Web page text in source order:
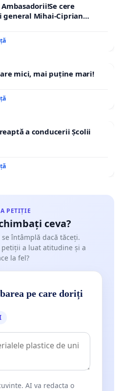
cere
general Mihai-Ciprian
mici, mai puține mari!
a conducerii Școlii
PETIȚIE
ceva?
întâmplă dacă tăceți.
a luat atitudine și a
la fel?
pe care doriți
AI va redacta o